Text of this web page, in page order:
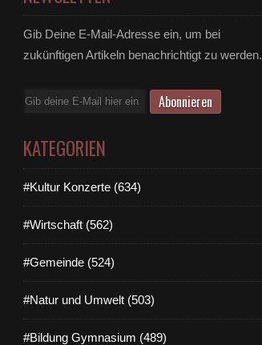
Gib Deine E-Mail-Adresse ein, um bei
zukünftigen Artikeln benachrichtigt zu werden.
E-
KATEGORIEN
#Kultur Konzerte (634)
#Wirtschaft (562)
#Gemeinde (524)
#Natur und Umwelt (503)
#Bildung Gymnasium (489)